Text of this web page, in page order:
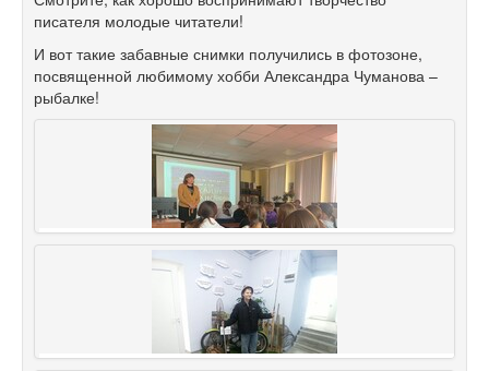
писателя молодые читатели!
И вот такие забавные снимки получились в фотозоне,
посвященной любимому хобби Александра Чуманова –
рыбалке!